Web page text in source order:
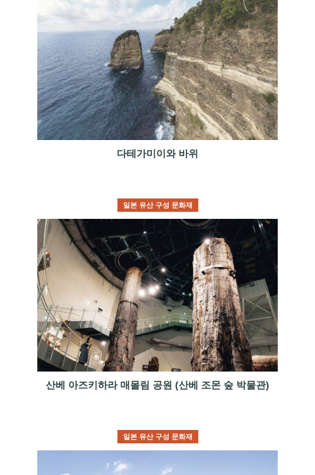
다테가미이와 바위
일본 유산 구성 문화재
산베 아즈키하라 매몰림 공원 (산베 조몬 숲 박물관)
일본 유산 구성 문화재